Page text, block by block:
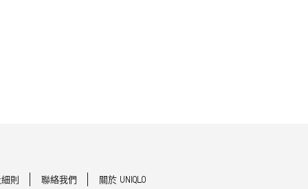
則 聯絡我們 關於 UNIQLO